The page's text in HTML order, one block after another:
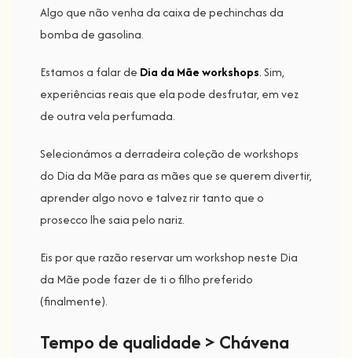
Algo que não venha da caixa de pechinchas da
bomba de gasolina.
Estamos a falar de Dia da Mãe workshops.Sim,
experiências reais que ela pode desfrutar, em vez
de outra vela perfumada.
Selecionámos a derradeira coleção de workshops
do Dia da Mãe para as mães que se querem divertir,
aprender algo novo e talvez rir tanto que o
prosecco lhe saia pelo nariz.
Eis por que razão reservar um workshop neste Dia
da Mãe pode fazer de ti o filho preferido
(finalmente).
Tempo de qualidade > Chávena